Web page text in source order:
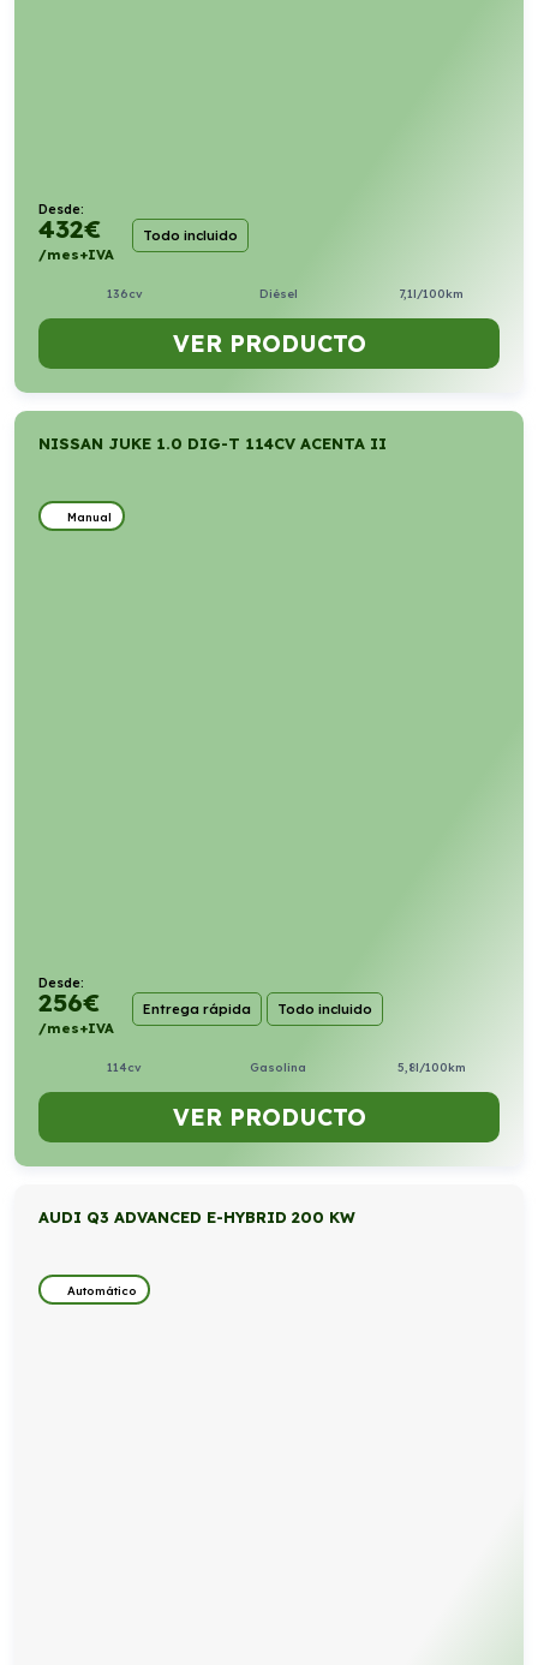
Desde:
432€
/mes+IVA
Todo incluido
136cv Diésel 7,1l/100km
VER PRODUCTO
NISSAN JUKE 1.0 DIG-T 114CV ACENTA II
Manual
Desde:
256€
/mes+IVA
Entrega rápida Todo incluido
114cv Gasolina 5,8l/100km
VER PRODUCTO
AUDI Q3 ADVANCED E-HYBRID 200 KW
Automático